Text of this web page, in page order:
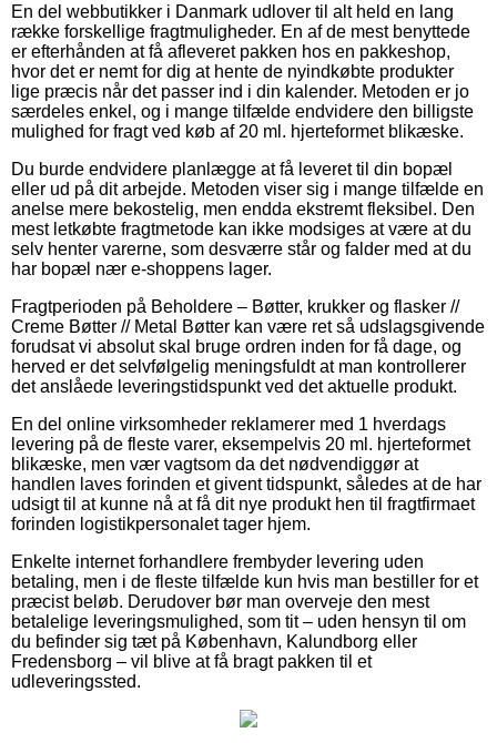
En del webbutikker i Danmark udlover til alt held en lang
række forskellige fragtmuligheder. En af de mest benyttede
er efterhånden at få afleveret pakken hos en pakkeshop,
hvor det er nemt for dig at hente de nyindkøbte produkter
lige præcis når det passer ind i din kalender. Metoden er jo
særdeles enkel, og i mange tilfælde endvidere den billigste
mulighed for fragt ved køb af 20 ml. hjerteformet blikæske.
Du burde endvidere planlægge at få leveret til din bopæl
eller ud på dit arbejde. Metoden viser sig i mange tilfælde en
anelse mere bekostelig, men endda ekstremt fleksibel. Den
mest letkøbte fragtmetode kan ikke modsiges at være at du
selv henter varerne, som desværre står og falder med at du
har bopæl nær e-shoppens lager.
Fragtperioden på Beholdere – Bøtter, krukker og flasker //
Creme Bøtter // Metal Bøtter kan være ret så udslagsgivende
forudsat vi absolut skal bruge ordren inden for få dage, og
herved er det selvfølgelig meningsfuldt at man kontrollerer
det anslåede leveringstidspunkt ved det aktuelle produkt.
En del online virksomheder reklamerer med 1 hverdags
levering på de fleste varer, eksempelvis 20 ml. hjerteformet
blikæske, men vær vagtsom da det nødvendiggør at
handlen laves forinden et givent tidspunkt, således at de har
udsigt til at kunne nå at få dit nye produkt hen til fragtfirmaet
forinden logistikpersonalet tager hjem.
Enkelte internet forhandlere frembyder levering uden
betaling, men i de fleste tilfælde kun hvis man bestiller for et
præcist beløb. Derudover bør man overveje den mest
betalelige leveringsmulighed, som tit – uden hensyn til om
du befinder sig tæt på København, Kalundborg eller
Fredensborg – vil blive at få bragt pakken til et
udleveringssted.